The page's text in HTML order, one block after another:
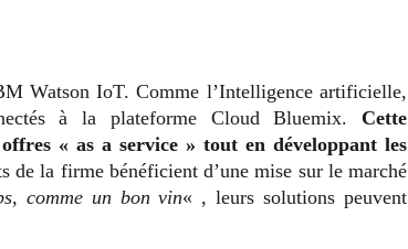
Watson IoT. Comme l’Intelligence artificielle,
à la plateforme Cloud Bluemix. Cette
« as a service » tout en développant les
de la firme bénéficient d’une mise sur le marché
comme un bon vin« , leurs solutions peuvent